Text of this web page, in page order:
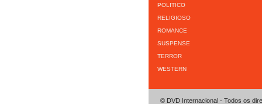
POLITICO
RELIGIOSO
ROMANCE
SUSPENSE
TERROR
WESTERN
© DVD Internacional - Todos os